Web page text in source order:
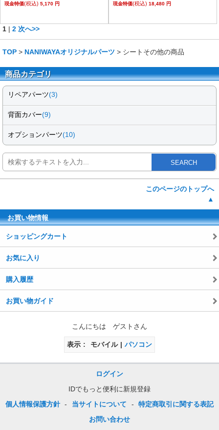
現金特価(税込) 5,170 円
現金特価(税込) 18,480 円
1 | 2 次へ>>
TOP > NANIWAYAオリジナルパーツ > シートその他の商品
商品カテゴリ
リペアパーツ(3)
背面カバー(9)
オプションパーツ(10)
SEARCH
このページのトップへ
▲
お買い物情報
ショッピングカート
お気に入り
購入履歴
お買い物ガイド
こんにちは ゲストさん
表示 モバイル パソコン
ログイン
IDでもっと便利に新規登録
個人情報保護方針 - 当サイトについて -
特定商取引に関する表記
お問い合わせ